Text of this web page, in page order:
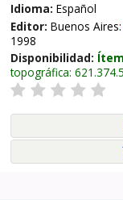
Idioma: Español
Editor: Buenos Aires:
1998
Disponibilidad:
topográfica: